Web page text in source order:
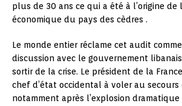
plus de 30 ans ce qui a été à l’origine de
économique du pays des cèdres .
Le monde entier réclame cet audit
discussion avec le gouvernement
sortir de la crise. Le président de la
chef d’état occidental à voler au secours
notamment après l’explosion